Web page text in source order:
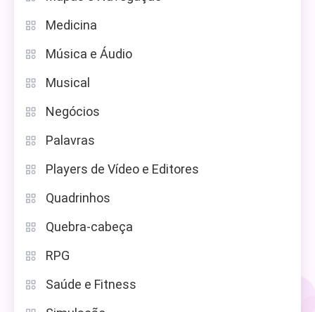
Medicina
Música e Áudio
Musical
Negócios
Palavras
Players de Vídeo e Editores
Quadrinhos
Quebra-cabeça
RPG
Saúde e Fitness